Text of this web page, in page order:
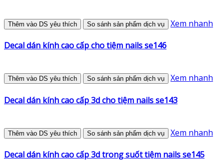
Thêm vào DS yêu thích So sánh sản phẩm dịch vụ Xem nhanh
Decal dán kính cao cấp cho tiệm nails se146
Thêm vào DS yêu thích So sánh sản phẩm dịch vụ Xem nhanh
Decal dán kính cao cấp 3d cho tiệm nails se143
Thêm vào DS yêu thích So sánh sản phẩm dịch vụ Xem nhanh
Decal dán kính cao cấp 3d trong suốt tiệm nails se145